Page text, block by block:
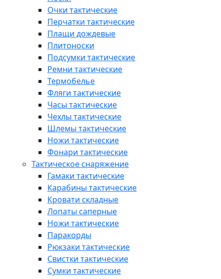
Очки тактические
Перчатки тактические
Плащи дождевые
Плитоноски
Подсумки тактические
Ремни тактические
Термобелье
Фляги тактические
Часы тактические
Чехлы тактические
Шлемы тактические
Ножи тактические
Фонари тактические
Тактическое снаряжение
Гамаки тактические
Карабины тактические
Кровати складные
Лопаты саперные
Ножи тактические
Паракорды
Рюкзаки тактические
Свистки тактические
Сумки тактические